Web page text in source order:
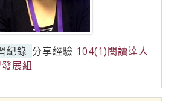
紀錄 分享經驗 104(1)閱讀達人
展組